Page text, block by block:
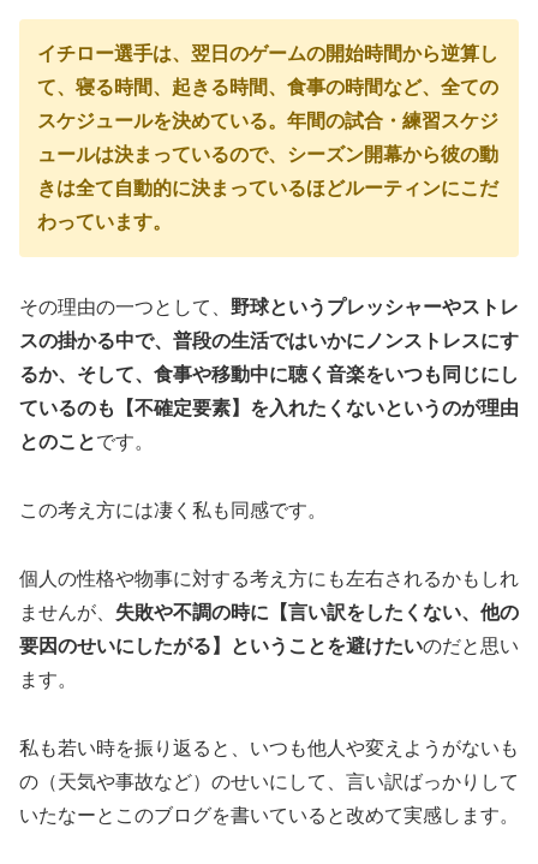
イチロー選手は、翌日のゲームの開始時間から逆算し
て、寝る時間、起きる時間、食事の時間など、全ての
スケジュールを決めている。年間の試合・練習スケジ
ュールは決まっているので、シーズン開幕から彼の動
きは全て自動的に決まっているほどルーティンにこだ
わっています。
その理由の一つとして、 野球というプレッシャーやストレ
スの掛かる中で、普段の生活ではいかにノンストレスにす
るか、そして、食事や移動中に聴く音楽をいつも同じにし
ているのも【不確定要素】を入れたくないというのが理由
とのことです。
この考え方には凄く私も同感です。
個人の性格や物事に対する考え方にも左右されるかもしれ
ませんが、 失敗や不調の時に【言い訳をしたくない、他の
要因のせいにしたがる】ということを避けたいのだと思い
ます。
私も若い時を振り返ると、いつも他人や変えようがないも
の（天気や事故など）のせいにして、言い訳ばっかりして
いたなーとこのブログを書いていると改めて実感します。